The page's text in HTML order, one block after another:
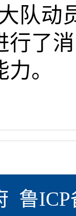
队动
行了
。
鲁ICP